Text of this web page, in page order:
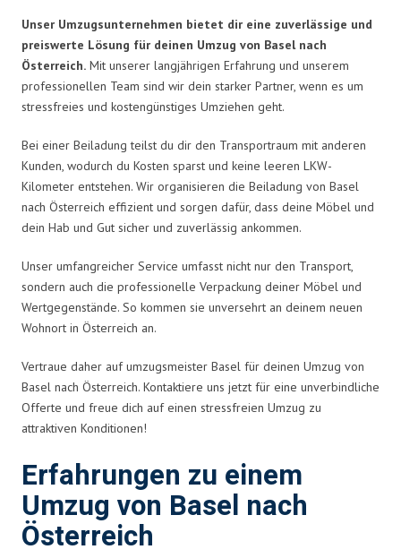
Unser Umzugsunternehmen bietet dir eine zuverlässige und
preiswerte Lösung für deinen Umzug von Basel nach
Österreich. Mit unserer langjährigen Erfahrung und unserem
professionellen Team sind wir dein starker Partner, wenn es um
stressfreies und kostengünstiges Umziehen geht.
Bei einer Beiladung teilst du dir den Transportraum mit anderen
Kunden, wodurch du Kosten sparst und keine leeren LKW-
Kilometer entstehen. Wir organisieren die Beiladung von Basel
nach Österreich effizient und sorgen dafür, dass deine Möbel und
dein Hab und Gut sicher und zuverlässig ankommen.
Unser umfangreicher Service umfasst nicht nur den Transport,
sondern auch die professionelle Verpackung deiner Möbel und
Wertgegenstände. So kommen sie unversehrt an deinem neuen
Wohnort in Österreich an.
Vertraue daher auf umzugsmeister Basel für deinen Umzug von
Basel nach Österreich. Kontaktiere uns jetzt für eine unverbindliche
Offerte und freue dich auf einen stressfreien Umzug zu
attraktiven Konditionen!
Erfahrungen zu einem
Umzug von Basel nach
Österreich